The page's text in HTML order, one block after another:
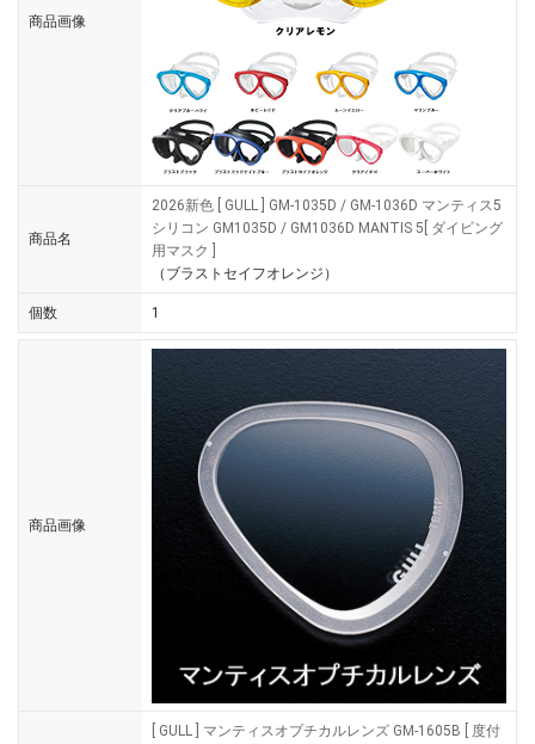
商品画像
商品名
2026新色 [ GULL ] GM-1035D / GM-1036D マンティス5
シリコン GM1035D / GM1036D MANTIS 5[ ダイビング
用マスク ]
（ブラストセイフオレンジ）
個数 1
商品画像
[ GULL ] マンティスオプチカルレンズ GM-1605B [ 度付